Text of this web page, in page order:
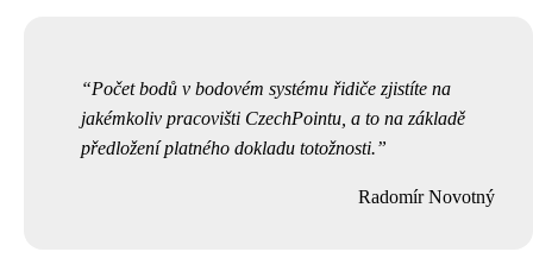
Počet bodů v bodovém systému řidiče zjistíte na
jakémkoliv pracovišti CzechPointu, a to na základě
předložení platného dokladu totožnosti.
Radomír Novotný